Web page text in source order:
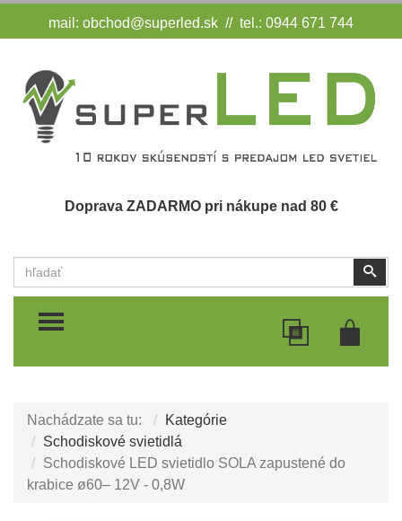
mail: obchod@superled.sk // tel.: 0944 671 744
Doprava ZADARMO pri nákupe nad 80 €
Vyhľadať
TOGGLE MENU
Nachádzate sa tu:
Kategórie
Schodiskové svietidlá
Schodiskové LED svietidlo SOLA zapustené do
krabice ø60– 12V - 0,8W